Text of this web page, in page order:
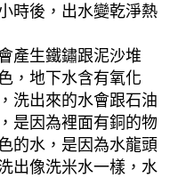
時後，出水變乾淨熱
產生鐵鏽跟泥沙堆
，地下水含有氧化
洗出來的水會跟石油
是因為裡面有銅的物
的水，是因為水龍頭
出像洗米水一樣，水